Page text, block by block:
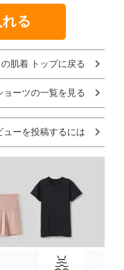
る
肌着 トップに戻る
ョーツの一覧を見る
ューを投稿するには